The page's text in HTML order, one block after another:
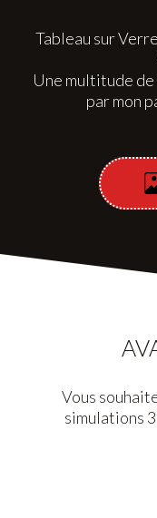
Tableau sur
Une multitude
par mon
Vous
simulations